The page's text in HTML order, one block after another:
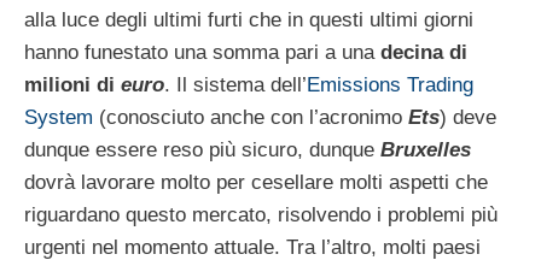
alla luce degli ultimi furti che in questi ultimi giorni
hanno funestato una somma pari a una decina di
milioni di euro. Il sistema dell’Emissions Trading
System (conosciuto anche con l’acronimo Ets) deve
dunque essere reso più sicuro, dunque Bruxelles
dovrà lavorare molto per cesellare molti aspetti che
riguardano questo mercato, risolvendo i problemi più
urgenti nel momento attuale. Tra l’altro, molti paesi